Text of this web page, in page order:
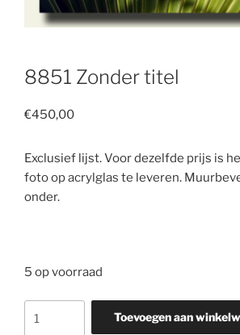
8851 Zonder titel
€450,00
Exclusief lijst. Voor dezelfde prijs is
foto op acrylglas te leveren.
onder.
5 op voorraad
Toevoegen aan